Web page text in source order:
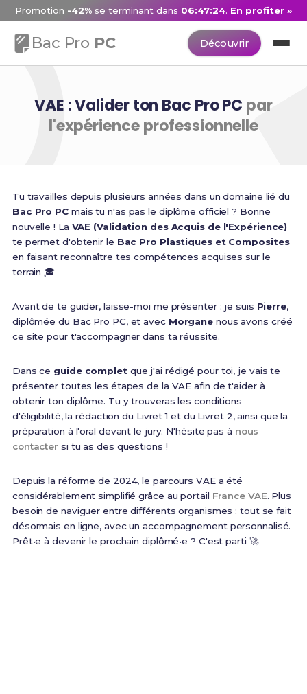
Promotion -42% se terminant dans 06:47:23. En profiter »
Bac Pro PC Découvrir
VAE : Valider ton Bac Pro PC par
l'expérience professionnelle
Tu travailles depuis plusieurs années dans un domaine lié du
Bac Pro PCmais tu n'as pas le diplôme officiel ? Bonne
nouvelle ! La VAE (Validation des Acquis de l'Expérience)
te permet d'obtenir le Bac Pro Plastiques et Composites
en faisant reconnaître tes compétences acquises sur le
terrain 🎓
Avant de te guider, laisse-moi me présenter : je suis Pierre,
diplômée du Bac Pro PC, et avec Morgane nous avons créé
ce site pour t'accompagner dans ta réussite.
Dans ce guide complet que j'ai rédigé pour toi, je vais te
présenter toutes les étapes de la VAE afin de t'aider à
obtenir ton diplôme. Tu y trouveras les conditions
d'éligibilité, la rédaction du Livret 1 et du Livret 2, ainsi que la
préparation à l'oral devant le jury. N'hésite pas à nous
contacter si tu as des questions !
Depuis la réforme de 2024, le parcours VAE a été
considérablement simplifié grâce au portail France VAE. Plus
besoin de naviguer entre différents organismes : tout se fait
désormais en ligne, avec un accompagnement personnalisé.
Prêt•e à devenir le prochain diplômé•e ? C'est parti 🚀